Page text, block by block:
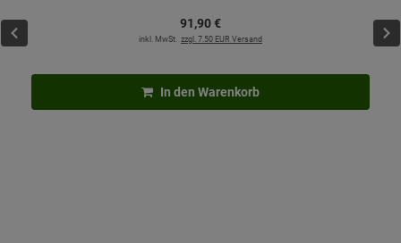
91,90€
inkl. MwSt. zzgl. 7.50 EUR Versand
In den Warenkorb